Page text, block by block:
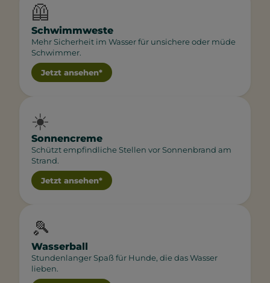
🦺
Schwimmweste
Mehr Sicherheit im Wasser für unsichere oder müde
Schwimmer.
Jetzt ansehen*
☀️
Sonnencreme
Schützt empfindliche Stellen vor Sonnenbrand am
Strand.
Jetzt ansehen*
🎾
Wasserball
Stundenlanger Spaß für Hunde, die das Wasser
lieben.